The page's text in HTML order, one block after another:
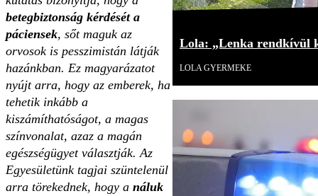
betegbiztonság kérdését a
páciensek, sőt maguk az
orvosok is pesszimistán látják
hazánkban. Ez magyarázatot
nyújt arra, hogy az emberek, ha
tehetik inkább a
kiszámíthatóságot, a magas
színvonalat, azaz a magán
egészségügyet választják. Az
Egyesületünk tagjai szüntelenül
arra törekednek, hogy a náluk
Lola: „Lenka rendkívül
LOLA GYERMEKE